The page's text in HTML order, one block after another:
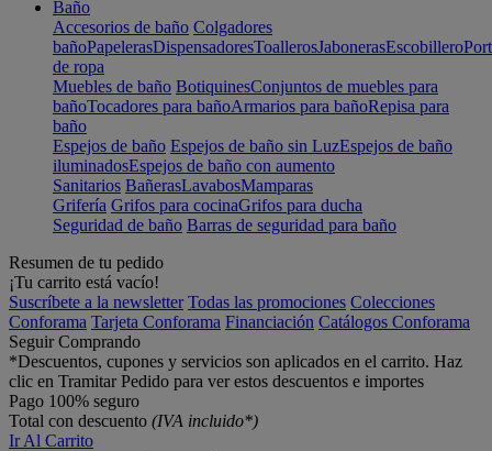
Baño
Accesorios de baño Colgadores
bañoPapelerasDispensadoresToallerosJabonerasEscobillero
de ropa
Muebles de baño BotiquinesConjuntos de muebles para
bañoTocadores para bañoArmarios para bañoRepisa para
baño
Espejos de baño Espejos de baño sin LuzEspejos de baño
iluminadosEspejos de baño con aumento
Sanitarios BañerasLavabosMamparas
Grifería Grifos para cocinaGrifos para ducha
Seguridad de baño Barras de seguridad para baño
Resumen de tu pedido
¡Tu carrito está vacío!
Suscríbete a la newsletter Todas las promociones Colecciones
Conforama Tarjeta Conforama Financiación Catálogos Conforama
Seguir Comprando
*Descuentos, cupones y servicios son aplicados en el carrito. Haz
clic en Tramitar Pedido para ver estos descuentos e importes
Pago 100% seguro
Total con descuento (IVA incluido*)
Ir Al Carrito